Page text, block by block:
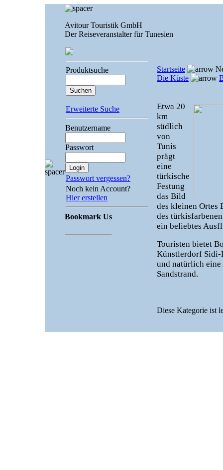
Avitour Touristik GmbH
Der Reiseveranstalter für Tunesien
Produktsuche
Erweiterte Suche
Benutzername
Passwort
Passwort vergessen?
Noch kein Account?
Hier erstellen
Bookmark Us
Startseite
Die Küste
Etwa 20
km
südlich
von
Tunis
prägt
eine
türkische
Festung
das Bild
des kleinen Ortes
des
ein beliebtes
Touristen bietet
Künstlerdorf Sidi-
und natürlich eine
Sandstrand.
Diese Kategorie ist